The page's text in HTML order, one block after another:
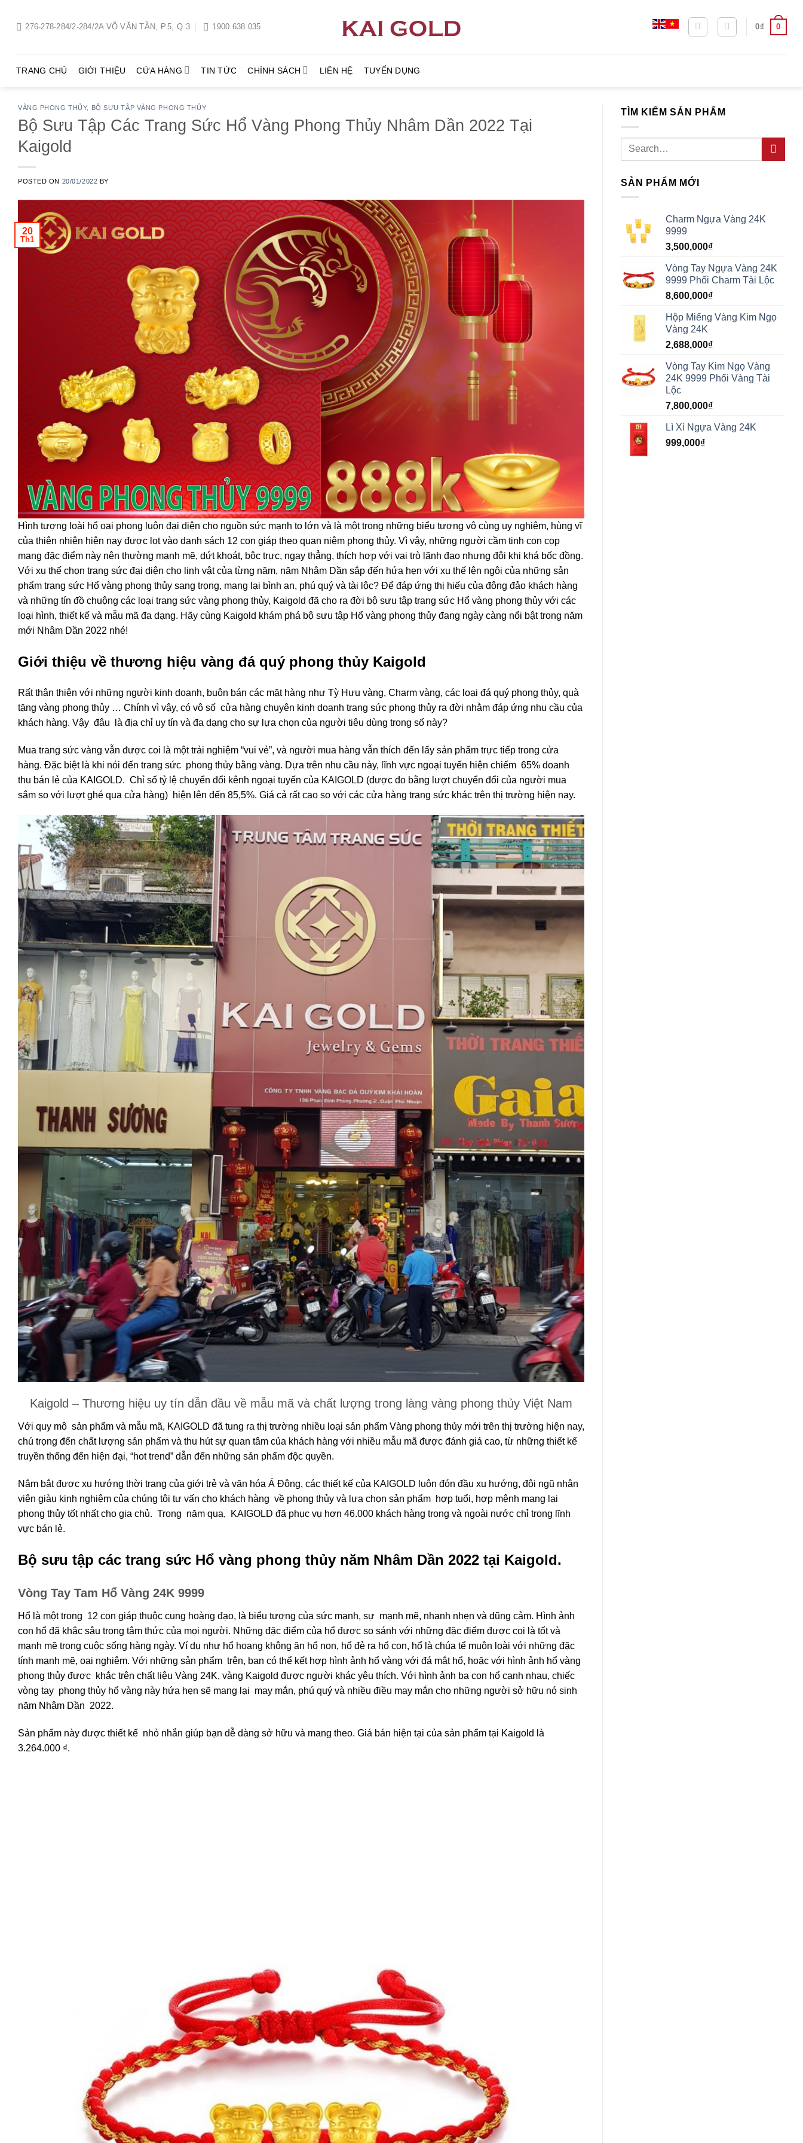
dung
276-278-284/2-284/2A VÕ VĂN TẦN, P.5, Q.3 1900 638 035 0₫ 0
TRANG CHỦ GIỚI THIỆU CỬA HÀNG TIN TỨC CHÍNH SÁCH LIÊN HỆ TUYỂN DỤNG
VÀNG PHONG THỦY, BỘ SƯU TẬP VÀNG PHONG THỦY
Bộ Sưu Tập Các Trang Sức Hổ Vàng Phong Thủy Nhâm Dần 2022 Tại
Kaigold
POSTED ON 20/01/2022 BY
20
Th1
Hình tượng loài hổ oai phong luôn đại diện cho nguồn sức mạnh to lớn và là một trong những biểu tượng vô cùng uy nghiêm, hùng vĩ
của thiên nhiên hiện nay được lọt vào danh sách 12 con giáp theo quan niệm phong thủy. Vì vậy, những người cầm tinh con cọp
mang đặc điểm này nên thường mạnh mẽ, dứt khoát, bộc trực, ngay thẳng, thích hợp với vai trò lãnh đạo nhưng đôi khi khá bốc đồng.
Với xu thế chọn trang sức đại diện cho linh vật của từng năm, năm Nhâm Dần sắp đến hứa hẹn với xu thế lên ngôi của những sản
phẩm trang sức Hổ vàng phong thủy sang trọng, mang lại bình an, phú quý và tài lộc? Để đáp ứng thị hiếu của đông đảo khách hàng
và những tín đồ chuộng các loại trang sức vàng phong thủy, Kaigold đã cho ra đời bộ sưu tập trang sức Hổ vàng phong thủy với các
loại hình, thiết kế và mẫu mã đa dạng. Hãy cùng Kaigold khám phá bộ sưu tập Hổ vàng phong thủy đang ngày càng nổi bật trong năm
mới Nhâm Dần 2022 nhé!
Giới thiệu về thương hiệu vàng đá quý phong thủy Kaigold
Rất thân thiện với những người kinh doanh, buôn bán các mặt hàng như Tỳ Hưu vàng, Charm vàng, các loại đá quý phong thủy, quà
tặng vàng phong thủy … Chính vì vậy, có vô số cửa hàng chuyên kinh doanh trang sức phong thủy ra đời nhằm đáp ứng nhu cầu của
khách hàng. Vậy đâu là địa chỉ uy tín và đa dạng cho sự lựa chọn của người tiêu dùng trong số này?
Mua trang sức vàng vẫn được coi là một trải nghiệm “vui vẻ”, và người mua hàng vẫn thích đến lấy sản phẩm trực tiếp trong cửa
hàng. Đặc biệt là khi nói đến trang sức phong thủy bằng vàng. Dựa trên nhu cầu này, lĩnh vực ngoại tuyến hiện chiếm 65% doanh
thu bán lẻ của KAIGOLD. Chỉ số tỷ lệ chuyển đổi kênh ngoại tuyến của KAIGOLD (được đo bằng lượt chuyển đổi của người mua
sắm so với lượt ghé qua cửa hàng) hiện lên đến 85,5%. Giá cả rất cao so với các cửa hàng trang sức khác trên thị trường hiện nay.
Kaigold – Thương hiệu uy tín dẫn đầu về mẫu mã và chất lượng trong làng vàng phong thủy Việt Nam
Với quy mô sản phẩm và mẫu mã, KAIGOLD đã tung ra thị trường nhiều loại sản phẩm Vàng phong thủy mới trên thị trường hiện nay,
chú trọng đến chất lượng sản phẩm và thu hút sự quan tâm của khách hàng với nhiều mẫu mã được đánh giá cao, từ những thiết kế
truyền thống đến hiện đại, “hot trend” dẫn đến những sản phẩm độc quyền.
Nắm bắt được xu hướng thời trang của giới trẻ và văn hóa Á Đông, các thiết kế của KAIGOLD luôn đón đầu xu hướng, đội ngũ nhân
viên giàu kinh nghiệm của chúng tôi tư vấn cho khách hàng về phong thủy và lựa chọn sản phẩm hợp tuổi, hợp mệnh mang lại
phong thủy tốt nhất cho gia chủ. Trong năm qua, KAIGOLD đã phục vụ hơn 46.000 khách hàng trong và ngoài nước chỉ trong lĩnh
vực bán lẻ.
Bộ sưu tập các trang sức Hổ vàng phong thủy năm Nhâm Dần 2022 tại Kaigold.
Vòng Tay Tam Hổ Vàng 24K 9999
Hổ là một trong 12 con giáp thuộc cung hoàng đạo, là biểu tượng của sức mạnh, sự mạnh mẽ, nhanh nhẹn và dũng cảm. Hình ảnh
con hổ đã khắc sâu trong tâm thức của mọi người. Những đặc điểm của hổ được so sánh với những đặc điểm được coi là tốt và
mạnh mẽ trong cuộc sống hàng ngày. Ví dụ như hổ hoang không ăn hổ non, hổ đẻ ra hổ con, hổ là chúa tể muôn loài với những đặc
tính mạnh mẽ, oai nghiêm. Với những sản phẩm trên, bạn có thể kết hợp hình ảnh hổ vàng với đá mắt hổ, hoặc với hình ảnh hổ vàng
phong thủy được khắc trên chất liệu Vàng 24K, vàng Kaigold được người khác yêu thích. Với hình ảnh ba con hổ cạnh nhau, chiếc
vòng tay phong thủy hổ vàng này hứa hẹn sẽ mang lại may mắn, phú quý và nhiều điều may mắn cho những người sở hữu nó sinh
năm Nhâm Dần 2022.
Sản phẩm này được thiết kế nhỏ nhắn giúp bạn dễ dàng sở hữu và mang theo. Giá bán hiện tại của sản phẩm tại Kaigold là
3.264.000 ₫.
TÌM KIẾM SẢN PHẨM
Search
SẢN PHẨM MỚI
Charm Ngựa Vàng 24K
9999
3,500,000₫
Vòng Tay Ngựa Vàng 24K
9999 Phối Charm Tài Lộc
8,600,000₫
Hộp Miếng Vàng Kim Ngọ
Vàng 24K
2,688,000₫
Vòng Tay Kim Ngọ Vàng
24K 9999 Phối Vàng Tài
Lộc
7,800,000₫
Lì Xì Ngựa Vàng 24K
999,000₫